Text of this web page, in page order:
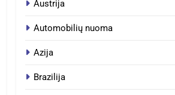
Austrija
Automobilių nuoma
Azija
Brazilija